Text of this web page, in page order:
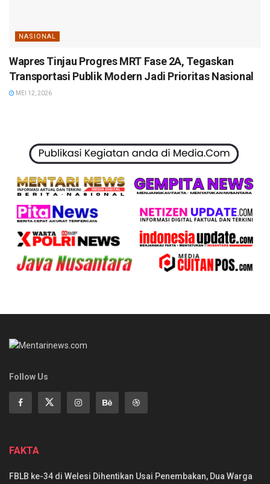
NASIONAL
Wapres Tinjau Progres MRT Fase 2A, Tegaskan
Transportasi Publik Modern Jadi Prioritas Nasional
MEI 12, 2026
Follow Us
FAKTA
FBLB ke-34 di Welesi Dihentikan Usai Penembakan, Dua Warga